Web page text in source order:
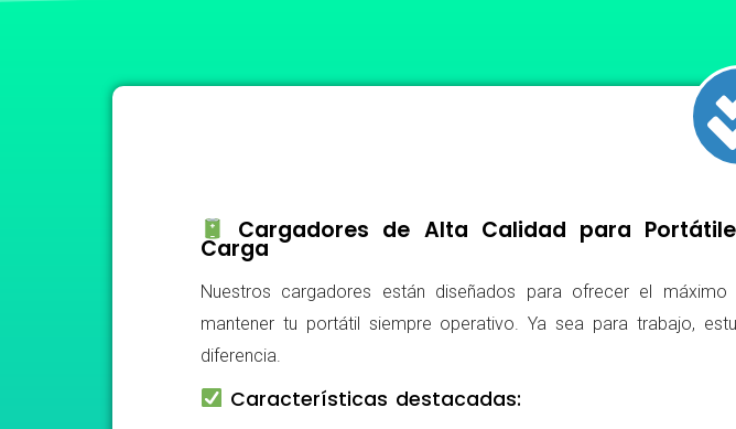
Cargadores de Alta Calidad para
Carga
Nuestros cargadores están diseñados para ofrecer el
mantener tu portátil siempre operativo. Ya sea para trabajo,
diferencia.
Características destacadas: